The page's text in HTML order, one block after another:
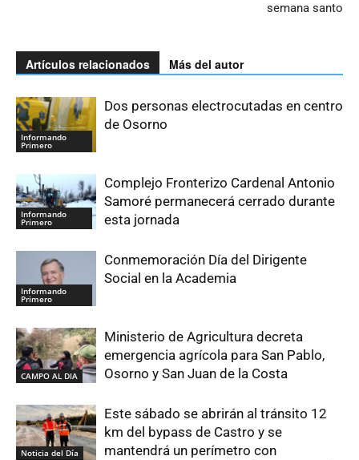
semana santo
Artículos relacionados Más del autor
Informando
Primero
Dos personas electrocutadas en centro
de Osorno
Informando
Primero
Complejo Fronterizo Cardenal Antonio
Samoré permanecerá cerrado durante
esta jornada
Informando
Primero
Conmemoración Día del Dirigente
Social en la Academia
CAMPO AL DIA
Ministerio de Agricultura decreta
emergencia agrícola para San Pablo,
Osorno y San Juan de la Costa
Noticia del Día
Este sábado se abrirán al tránsito 12
km del bypass de Castro y se
mantendrá un perímetro con